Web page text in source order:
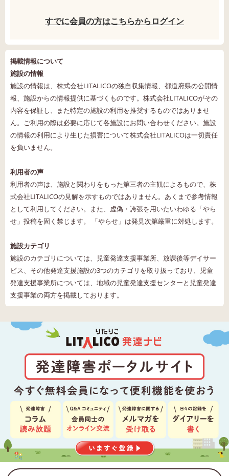
すでに会員の方はこちらからログイン
掲載情報について
施設の情報
施設の情報は、株式会社LITALICOの独自収集情報、都道府県の公開情
報、施設からの情報提供に基づくものです。株式会社LITALICOがその
内容を保証し、また特定の施設の利用を推奨するものではありませ
ん。ご利用の際は必要に応じて各施設にお問い合わせください。施設
の情報の利用により生じた損害について株式会社LITALICOは一切責任
を負いません。
利用者の声
利用者の声は、施設と関わりをもった第三者の主観によるもので、株
式会社LITALICOの見解を示すものではありません。あくまで参考情報
として利用してください。また、虚偽・誇張を用いたいわゆる「やら
せ」投稿を固く禁じます。 「やらせ」は発見次第厳重に対処します。
施設カテゴリ
施設のカテゴリについては、児童発達支援事業所、放課後等デイサー
ビス、その他発達支援施設の3つのカテゴリを取り扱っており、児童
発達支援事業所については、地域の児童発達支援センターと児童発達
支援事業の両方を掲載しております。